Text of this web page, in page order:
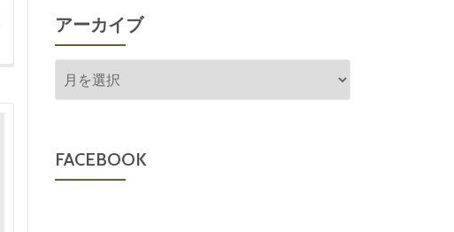
アーカイブ
ア
ー
ブ
FACEBOOK